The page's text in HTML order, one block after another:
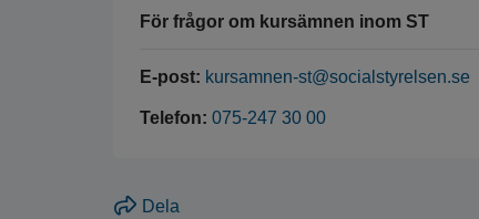
För frågor om kursämnen inom ST
E-post: kursamnen-st@socialstyrelsen.se
Telefon: 075-247 30 00
Dela